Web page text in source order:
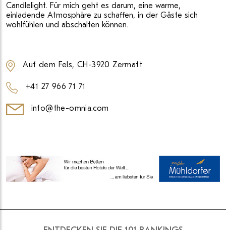
Candlelight. Für mich geht es darum, eine warme,
einladende Atmosphäre zu schaffen, in der Gäste sich
wohlfühlen und abschalten können.
Auf dem Fels, CH-3920 Zermatt
+41 27 966 71 71
info@the-omnia.com